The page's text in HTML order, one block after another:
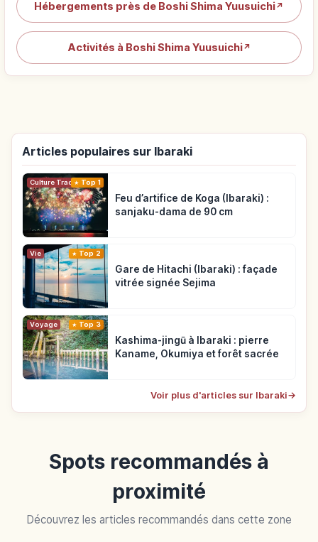
Hébergements près de Boshi Shima Yuusuichi↗
Activités à Boshi Shima Yuusuichi↗
Articles populaires sur Ibaraki
Culture Traditionnelle
Top 1
Feu d’artifice de Koga (Ibaraki) :
sanjaku-dama de 90 cm
Vie Top 2
Gare de Hitachi (Ibaraki) : façade
vitrée signée Sejima
Voyage Top 3
Kashima-jingū à Ibaraki : pierre
Kaname, Okumiya et forêt sacrée
Voir plus d'articles sur Ibaraki→
Spots recommandés à
proximité
Découvrez les articles recommandés dans cette zone